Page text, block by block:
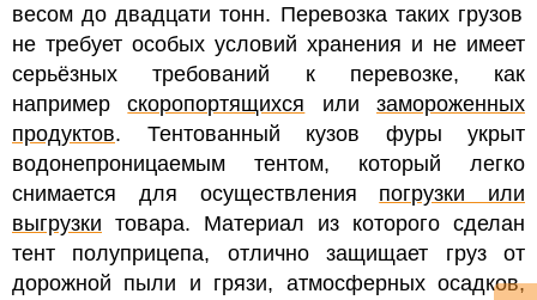
весом до двадцати тонн. Перевозка таких грузов
не требует особых условий хранения и не имеет
серьёзных требований к перевозке, как
напримерскоропортящихся илизамороженных
продуктов. Тентованный кузов фуры укрыт
водонепроницаемым тентом, который легко
снимается для осуществления погрузки или
выгрузки товара. Материал из которого сделан
тент полуприцепа, отлично защищает груз от
дорожной пыли и грязи, атмосферных осадков,